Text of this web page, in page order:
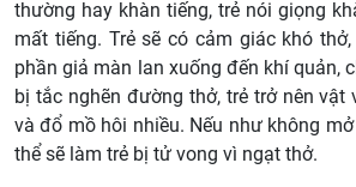
thường hay khàn tiếng, trẻ nói giọng
mất tiếng. Trẻ sẽ có cảm giác khó
phần giả màn lan xuống đến khí quản,
bị tắc nghẽn đường thở, trẻ trở nên vật
và đổ mồ hôi nhiều. Nếu như không
thể sẽ làm trẻ bị tử vong vì ngạt thở.